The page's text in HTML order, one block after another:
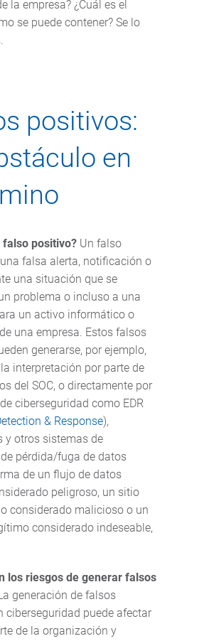
la empresa? ¿Cuál es el
se puede contener? Se lo
positivos:
en
falso positivo? Un falso
falsa alerta, notificación o
una situación que se
problema o incluso a una
un activo informático o
una empresa. Estos falsos
generarse, por ejemplo,
interpretación por parte de
del SOC, o directamente por
ciberseguridad como EDR
& Response),
y otros sistemas de
pérdida/fuga de datos
de un flujo de datos
peligroso, un sitio
considerado malicioso o un
considerado indeseable,
los riesgos de generar falsos
generación de falsos
ciberseguridad puede afectar
de la organización y